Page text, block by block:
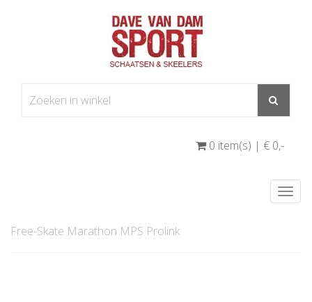
0 item(s) | € 0,-
Free-Skate Marathon MPS Prolink